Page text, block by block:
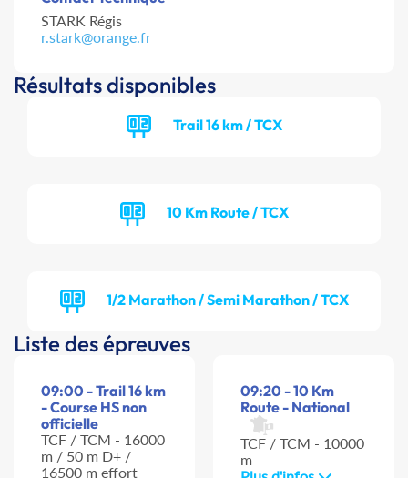
STARK Régis
r.stark@orange.fr
Résultats disponibles
Trail 16 km / TCX
10 Km Route / TCX
1/2 Marathon / Semi Marathon / TCX
Liste des épreuves
09:00 - Trail 16 km
- Course HS non
officielle
TCF / TCM - 16000
m / 50 m D+ /
16500 m effort
09:20 - 10 Km
Route - National
TCF / TCM - 10000
m